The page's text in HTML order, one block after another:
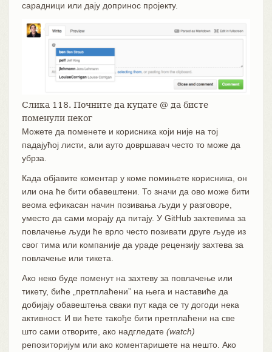
сарадници или дају допринос пројекту.
Слика 118. Почните да куцате @ да бисте
поменули неког
Можете да поменете и корисника који није на тој
падајућој листи, али ауто довршавач често то може да
убрза.
Када објавите коментар у коме помињете корисника, он
или она ће бити обавештени. То значи да ово може бити
веома ефикасан начин позивања људи у разговоре,
уместо да сами морају да питају. У GitHub захтевима за
повлачење људи ће врло често позивати друге људе из
свог тима или компаније да ураде рецензију захтева за
повлачење или тикета.
Ако неко буде поменут на захтеву за повлачење или
тикету, биће „претплаћени” на њега и наставиће да
добијају обавештења сваки пут када се ту догоди нека
активност. И ви ћете такође бити претплаћени на све
што сами отворите, ако надгледате (watch)
репозиторијум или ако коментаришете на нешто. Ако